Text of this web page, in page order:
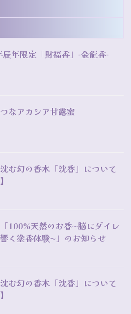
年限定「財福香」-金龍香-
なアカシア甘露蜜
む幻の香木「沈香」について
100%天然のお香〜脳にダイレ
く塗香体験〜」のお知らせ
む幻の香木「沈香」について